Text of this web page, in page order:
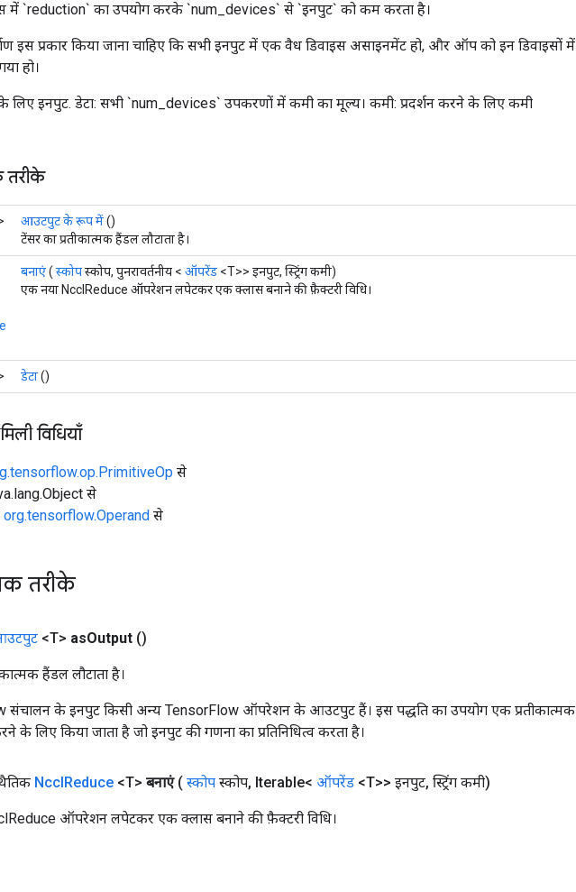
में `reduction` का उपयोग करके `num_devices` से `इनपुट` को कम करता है।
इस प्रकार किया जाना चाहिए कि सभी इनपुट में एक वैध डिवाइस असाइनमेंट हो, और ऑप को इन डिवाइसों में
हो।
लिए इनपुट. डेटा: सभी `num_devices` उपकरणों में कमी का मूल्य। कमी: प्रदर्शन करने के लिए कमी
तरीके
आउटपुट के रूप में()
टेंसर का प्रतीकात्मक हैंडल लौटाता है।
बनाएं( स्कोपस्कोप, पुनरावर्तनीय < ऑपरेंड <T>> इनपुट, स्ट्रिंग कमी)
एक नया NcclReduce ऑपरेशन लपेटकर एक क्लास बनाने की फ़ैक्टरी विधि।
डेटा()
विधियाँ
से
से
org.tensorflow.Operand से
तरीके
<T> asOutput ()
हैंडल लौटाता है।
संचालन के इनपुट किसी अन्य TensorFlow ऑपरेशन के आउटपुट हैं। इस पद्धति का उपयोग एक प्रतीकात्मक
के लिए किया जाता है जो इनपुट की गणना का प्रतिनिधित्व करता है।
NcclReduce <T> बनाएं ( स्कोप स्कोप, Iterable< ऑपरेंड <T>> इनपुट, स्ट्रिंग कमी)
ऑपरेशन लपेटकर एक क्लास बनाने की फ़ैक्टरी विधि।